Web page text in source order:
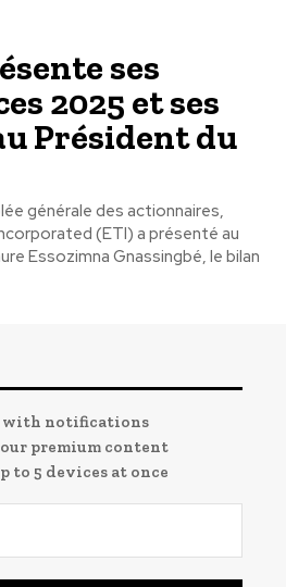
ses
2025 et ses
Président du
générale des actionnaires,
(ETI) a présenté au
Essozimna Gnassingbé, le bilan
with notifications
premium content
to 5 devices at once